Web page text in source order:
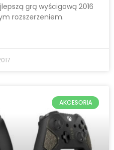
grą wyścigową 2016
rozszerzeniem.
AKCESORIA